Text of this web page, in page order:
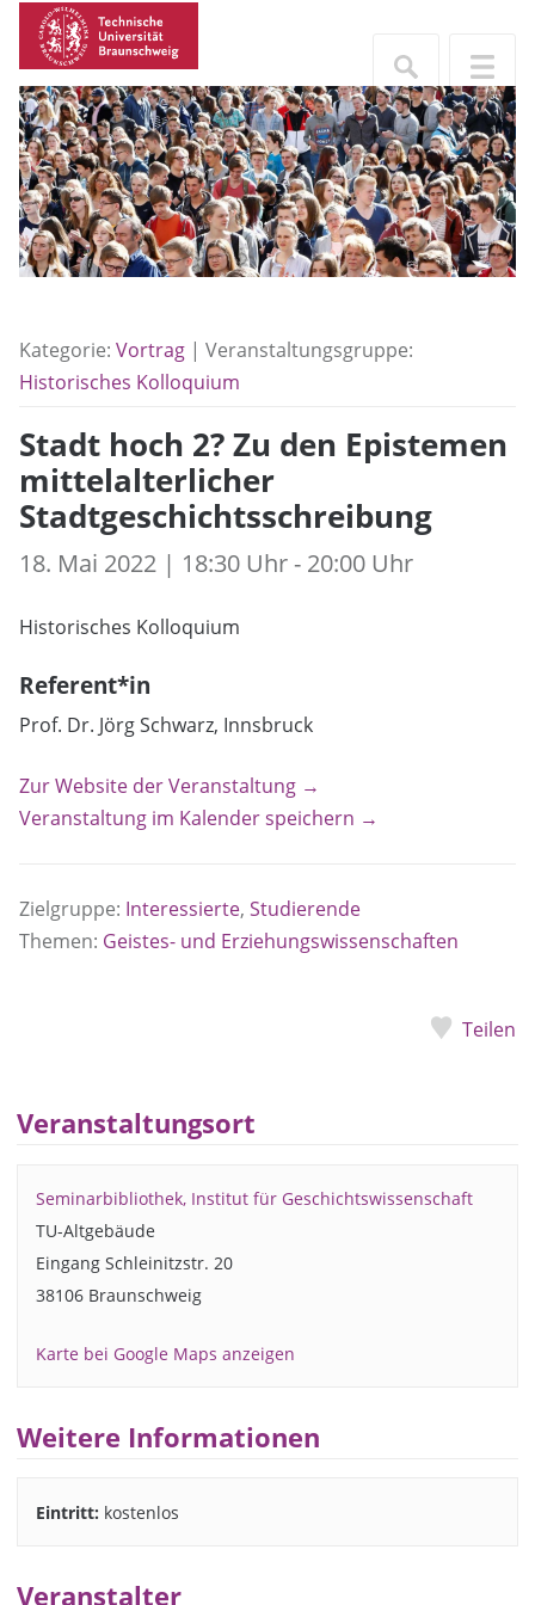
Kategorie: Vortrag | Veranstaltungsgruppe:
Historisches Kolloquium
Stadt hoch 2? Zu den Epistemen
mittelalterlicher
Stadtgeschichtsschreibung
18. Mai 2022 | 18:30 Uhr - 20:00 Uhr
Historisches Kolloquium
Referent*in
Prof. Dr. Jörg Schwarz, Innsbruck
Zur Website der Veranstaltung →
Veranstaltung im Kalender speichern →
Zielgruppe: Interessierte, Studierende
Themen: Geistes- und Erziehungswissenschaften
Teilen
Veranstaltungsort
Seminarbibliothek, Institut für Geschichtswissenschaft
TU-Altgebäude
Eingang Schleinitzstr. 20
38106 Braunschweig
Karte bei Google Maps anzeigen
Weitere Informationen
Eintritt: kostenlos
Veranstalter